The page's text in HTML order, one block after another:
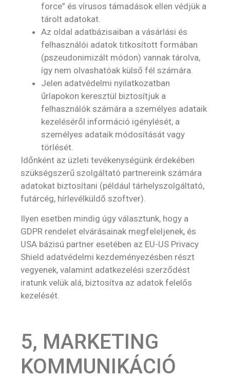
force” és vírusos támadások ellen védjük a
tárolt adatokat.
Az oldal adatbázisaiban a vásárlási és
felhasználói adatok titkosított formában
(pszeudonimizált módon) vannak tárolva,
így nem olvashatóak külső fél számára.
Jelen adatvédelmi nyilatkozatban
űrlapokon keresztül biztosítjuk a
felhasználók számára a személyes adataik
kezeléséről információ igénylését, a
személyes adataik módosítását vagy
törlését.
Időnként az üzleti tevékenységünk érdekében
szükségszerű szolgáltató partnereink számára
adatokat biztosítani (például tárhelyszolgáltató,
futárcég, hírlevélküldő szoftver).
Ilyen esetben mindig úgy választunk, hogy a
GDPR rendelet elvárásainak megfeleljenek, és
USA bázisú partner esetében az EU-US Privacy
Shield adatvédelmi kezdeményezésben részt
vegyenek, valamint adatkezelési szerződést
iratunk velük alá, biztosítva az adatok felelős
kezelését.
5, MARKETING
KOMMUNIKÁCIÓ